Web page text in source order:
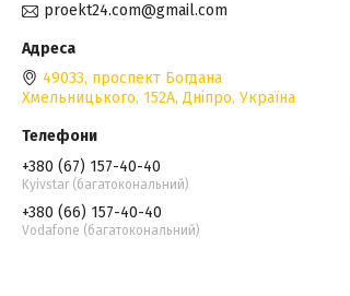
proekt24.com@gmail.com
49033, проспект Богдана
Хмельницького, 152А, Дніпро, Україна
+380 (67) 157-40-40
Kyivstar (багатокональний)
+380 (66) 157-40-40
Vodafone (багатокональний)